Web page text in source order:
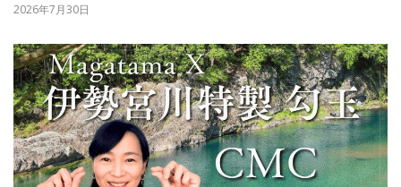
2026年7月30日